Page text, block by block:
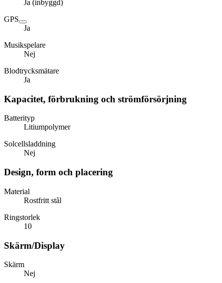
Ja (inbyggd)
GPS
Ja
Musikspelare
Nej
Blodtrycksmätare
Ja
Kapacitet, förbrukning och strömförsörjning
Batterityp
Litiumpolymer
Solcellsladdning
Nej
Design, form och placering
Material
Rostfritt stål
Ringstorlek
10
Skärm/Display
Skärm
Nej